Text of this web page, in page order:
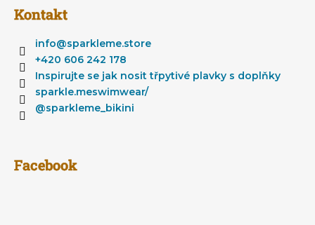
Kontakt
info@sparkleme.store
+420 606 242 178
Inspirujte se jak nosit třpytivé plavky s doplňky
sparkle.meswimwear/
@sparkleme_bikini
Facebook